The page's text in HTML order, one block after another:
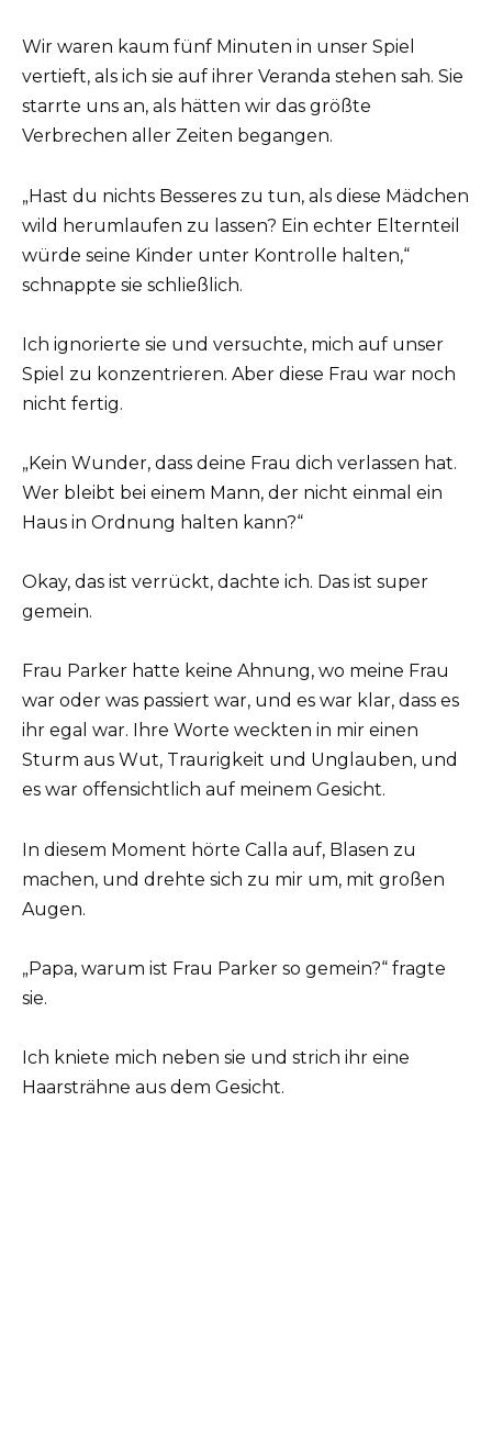
Wir waren kaum fünf Minuten in unser Spiel
vertieft, als ich sie auf ihrer Veranda stehen sah. Sie
starrte uns an, als hätten wir das größte
Verbrechen aller Zeiten begangen.
„Hast du nichts Besseres zu tun, als diese Mädchen
wild herumlaufen zu lassen? Ein echter Elternteil
würde seine Kinder unter Kontrolle halten,“
schnappte sie schließlich.
Ich ignorierte sie und versuchte, mich auf unser
Spiel zu konzentrieren. Aber diese Frau war noch
nicht fertig.
„Kein Wunder, dass deine Frau dich verlassen hat.
Wer bleibt bei einem Mann, der nicht einmal ein
Haus in Ordnung halten kann?“
Okay, das ist verrückt, dachte ich. Das ist super
gemein.
Frau Parker hatte keine Ahnung, wo meine Frau
war oder was passiert war, und es war klar, dass es
ihr egal war. Ihre Worte weckten in mir einen
Sturm aus Wut, Traurigkeit und Unglauben, und
es war offensichtlich auf meinem Gesicht.
In diesem Moment hörte Calla auf, Blasen zu
machen, und drehte sich zu mir um, mit großen
Augen.
„Papa, warum ist Frau Parker so gemein?“ fragte
sie.
Ich kniete mich neben sie und strich ihr eine
Haarsträhne aus dem Gesicht.